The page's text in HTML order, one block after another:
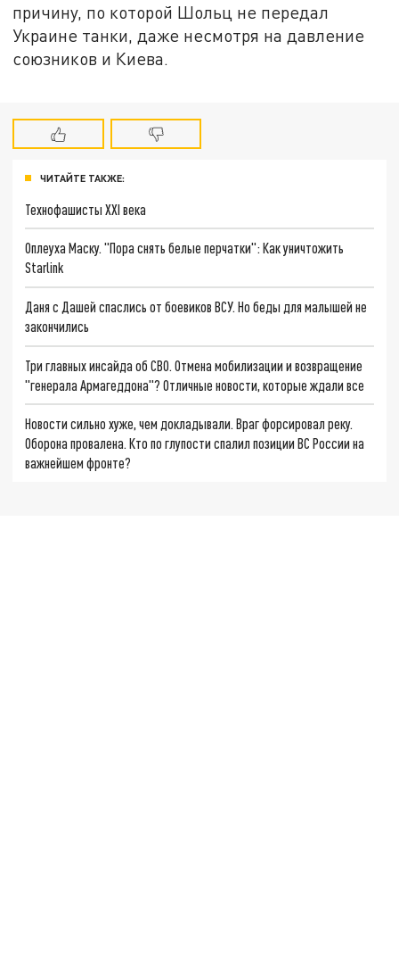
причину, по которой Шольц не передал
Украине танки, даже несмотря на давление
союзников и Киева.
ЧИТАЙТЕ ТАКЖЕ:
Технофашисты XXI века
Оплеуха Маску. "Пора снять белые перчатки": Как уничтожить
Starlink
Даня с Дашей спаслись от боевиков ВСУ. Но беды для малышей не
закончились
Три главных инсайда об СВО. Отмена мобилизации и возвращение
"генерала Армагеддона"? Отличные новости, которые ждали все
Новости сильно хуже, чем докладывали. Враг форсировал реку.
Оборона провалена. Кто по глупости спалил позиции ВС России на
важнейшем фронте?